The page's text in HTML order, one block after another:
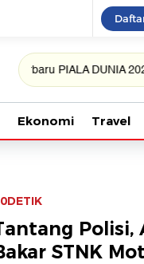
PIALA DUNIA 2026
Ekonomi Travel
Polisi,
STNK